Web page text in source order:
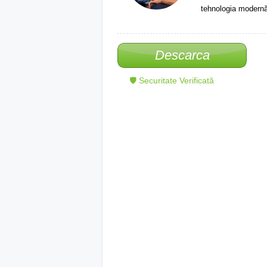
tehnologia
Descarca
🛡 Securitate Verificată